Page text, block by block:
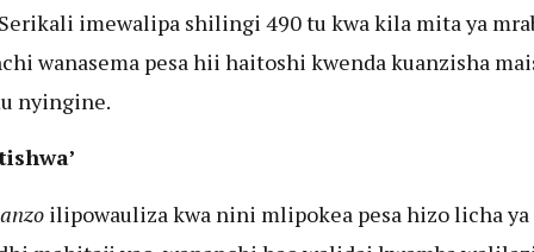
imewalipa shilingi 490 tu kwa kila mita ya
wanasema pesa hii haitoshi kwenda kuanzisha
nyingine.
ilipowauliza kwa nini mlipokea pesa hizo licha ya